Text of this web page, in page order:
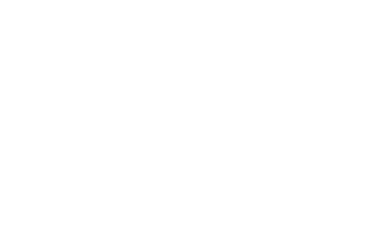
de entrada. Su